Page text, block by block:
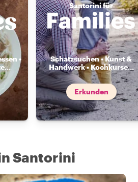
•
...
Santorini für
Schatzsuchen • Kunst &
Handwerk • Kochkurse...
Erkunden
Santorini